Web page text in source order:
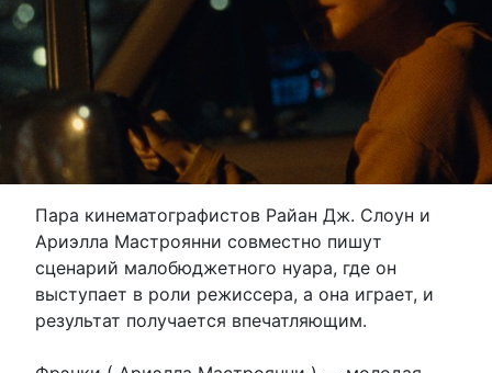
Пара кинематографистов Райан Дж. Слоун и
Ариэлла Мастроянни совместно пишут
сценарий малобюджетного нуара, где он
выступает в роли режиссера, а она играет, и
результат получается впечатляющим.